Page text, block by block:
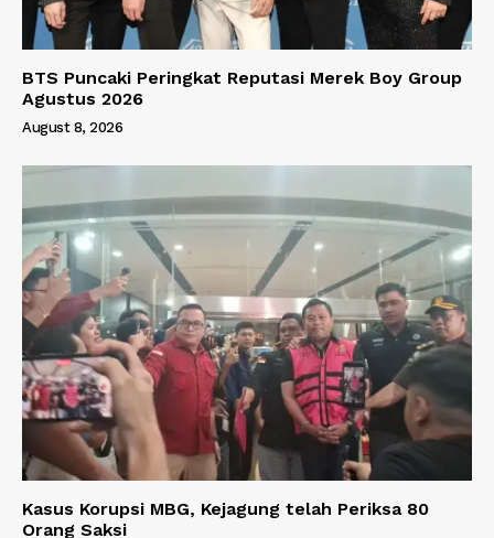
BTS Puncaki Peringkat Reputasi Merek Boy Group
Agustus 2026
August 8, 2026
Kasus Korupsi MBG, Kejagung telah Periksa 80
Orang Saksi